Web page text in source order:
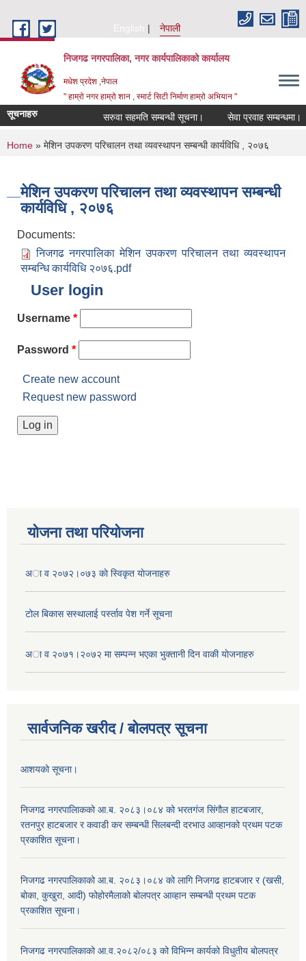
English
नेपाली
निजगढ नगरपालिका, नगर कार्यपालिकाको कार्यालय
मधेश प्रदेश ,नेपाल
" हाम्रो नगर हाम्रो शान , स्मार्ट सिटी निर्माण हाम्रो अभियान "
सूचनाहरु सरुवा सहमति सम्बन्धी सूचना। सेवा प्रवाह सम्बन्धमा।
You are here
Home » मेशिन उपकरण परिचालन तथा व्यवस्थापन सम्बन्धी कार्यविधि , २०७६
मेशिन उपकरण परिचालन तथा व्यवस्थापन सम्बन्धी
कार्यविधि , २०७६
Documents:
निजगढ नगरपालिका मेशिन उपकरण परिचालन तथा व्यवस्थापन
सम्बन्धि कार्यविधि २०७६.pdf
User login
Username *
Password *
Create new account
Request new password
योजना तथा परियोजना
अा व २०७२।०७३ काे स्विकृत याेजनाहरु
टोल बिकास स‌स्थालाई प‌र्स्ताव पेश गर्ने सूचना
अा‍ व २०७१।२०७२ मा सम्पन्न भएका भुक्तानी दिन वा‌की याेजनाहरु
सार्वजनिक खरीद / बोलपत्र सूचना
आशयको सूचना।
निजगढ नगरपालिाकको आ.ब. २०८३।०८४ को भरतगंज सिंगौल हाटबजार,
रतनपुर हाटबजार र कवाडी कर सम्बन्धी सिलबन्दी दरभाउ आव्हानको प्रथम पटक
प्रकाशित सूचना।
निजगढ नगरपालिकाको आ.ब. २०८३।०८४ को लागि निजगढ हाटबजार र (खसी,
बोका, कुखुरा, आदी) फोहोरमैलाको बोलपत्र आव्हान सम्बन्धी प्रथम पटक
प्रकाशित सूचना।
निजगढ नगरपालिकाको आ.व.२०८२/०८३ को विभिन्न कार्यको विधुतीय बोलपत्र